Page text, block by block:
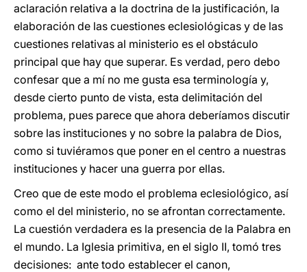
aclaración relativa a la doctrina de la justificación, la
elaboración de las cuestiones eclesiológicas y de las
cuestiones relativas al ministerio es el obstáculo
principal que hay que superar. Es verdad, pero debo
confesar que a mí no me gusta esa terminología y,
desde cierto punto de vista, esta delimitación del
problema, pues parece que ahora deberíamos discutir
sobre las instituciones y no sobre la palabra de Dios,
como si tuviéramos que poner en el centro a nuestras
instituciones y hacer una guerra por ellas.
Creo que de este modo el problema eclesiológico, así
como el del ministerio, no se afrontan correctamente.
La cuestión verdadera es la presencia de la Palabra en
el mundo. La Iglesia primitiva, en el siglo II, tomó tres
decisiones: ante todo establecer el canon,